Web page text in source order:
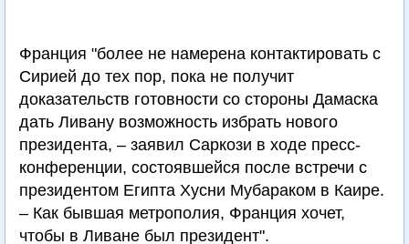
Франция "более не намерена контактировать с
Сирией до тех пор, пока не получит
доказательств готовности со стороны Дамаска
дать Ливану возможность избрать нового
президента, – заявил Саркози в ходе пресс-
конференции, состоявшейся после встречи с
президентом Египта Хусни Мубараком в Каире.
– Как бывшая метрополия, Франция хочет,
чтобы в Ливане был президент".